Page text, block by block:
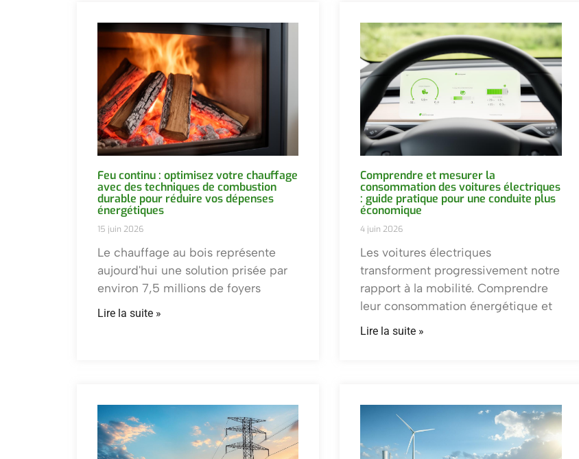
Feu continu : optimisez votre chauffage
avec des techniques de combustion
durable pour réduire vos dépenses
énergétiques
15 juin 2026
Le chauffage au bois représente
aujourd'hui une solution prisée par
environ 7,5 millions de foyers
Lire la suite »
Comprendre et mesurer la
consommation des voitures électriques
: guide pratique pour une conduite plus
économique
4 juin 2026
Les voitures électriques
transforment progressivement notre
rapport à la mobilité. Comprendre
leur consommation énergétique et
Lire la suite »